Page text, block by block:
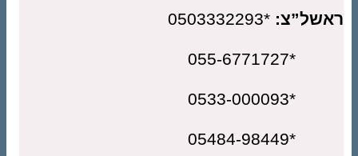
*0503332293